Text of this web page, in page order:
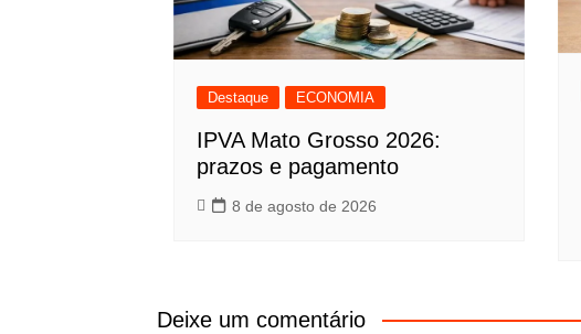
Destaque ECONOMIA
IPVA Mato Grosso 2026:
prazos e pagamento
8 de agosto de 2026
Deixe um comentário